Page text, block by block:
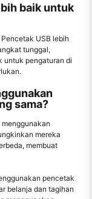
baik untuk
USB lebih
tunggal,
untuk pengaturan di
sama?
mereka
membuat
pencetak
belanja dan tagihan